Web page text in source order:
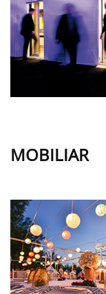
MOBILIAR